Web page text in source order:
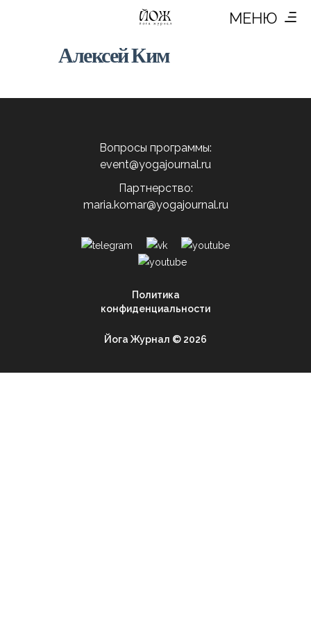
МЕНЮ
Алексей Ким
Вопросы программы:
event@yogajournal.ru
Партнерство:
maria.komar@yogajournal.ru
Политика
конфиденциальности
Йога Журнал © 2026